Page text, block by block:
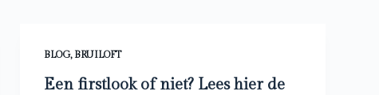
BLOG, BRUILOFT
Een firstlook of niet? Lees hier de